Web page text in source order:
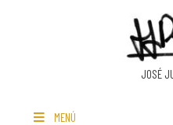
JOSÉ
MENÚ